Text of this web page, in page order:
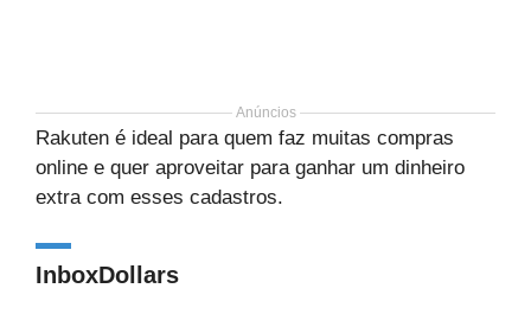
Anúncios
Rakuten é ideal para quem faz muitas compras
online e quer aproveitar para ganhar um dinheiro
extra com esses cadastros.
InboxDollars